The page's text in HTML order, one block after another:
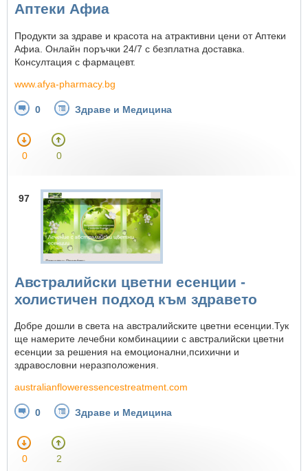
Аптеки Афиа
Продукти за здраве и красота на атрактивни цени от Аптеки
Афиа. Онлайн поръчки 24/7 с безплатна доставка.
Консултация с фармацевт.
www.afya-pharmacy.bg
0 Здраве и Медицина
0 0
97
Австралийски цветни есенции -
холистичен подход към здравето
Добре дошли в света на австралийските цветни есенции.Тук
ще намерите лечебни комбинациии с австралийски цветни
есенции за решения на емоционални,психични и
здравословни неразположения.
australianfloweressencestreatment.com
0 Здраве и Медицина
0 2